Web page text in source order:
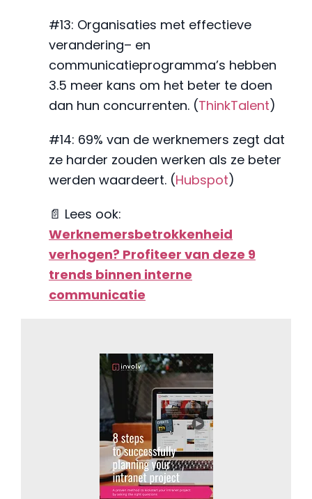
#13: Organisaties met effectieve
verandering– en
communicatieprogramma’s hebben
3.5 meer kans om het beter te doen
dan hun concurrenten. (ThinkTalent)
#14: 69% van de werknemers zegt dat
ze harder zouden werken als ze beter
werden waardeert. (Hubspot)
📄 Lees ook:
Werknemersbetrokkenheid
verhogen? Profiteer van deze 9
trends binnen interne
communicatie